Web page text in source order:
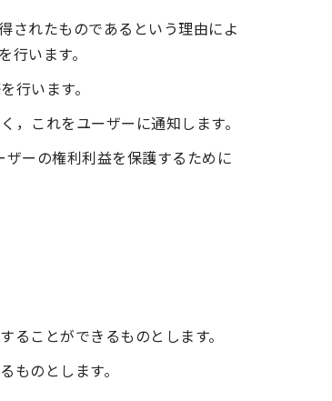
されたものであるという理由によ
います。
行います。
これをユーザーに通知します。
ーの権利利益を保護するために
ことができるものとします。
のとします。